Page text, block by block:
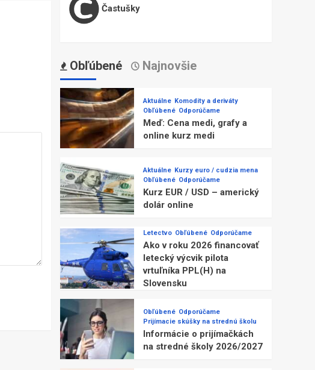
Častušky
Obľúbené Najnovšie
Aktuálne Komodity a deriváty
Obľúbené Odporúčame
Meď: Cena medi, grafy a
online kurz medi
Aktuálne Kurzy euro / cudzia mena
Obľúbené Odporúčame
Kurz EUR / USD – americký
dolár online
Letectvo Obľúbené Odporúčame
Ako v roku 2026 financovať
letecký výcvik pilota
vrtuľníka PPL(H) na
Slovensku
Obľúbené Odporúčame
Prijímacie skúšky na strednú školu
Informácie o prijímačkách
na stredné školy 2026/2027